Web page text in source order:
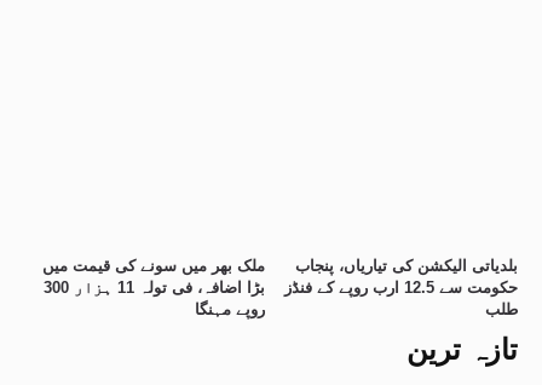
تازہ ترین
ملک بھر میں سونے کی قیمت میں
بڑا اضافہ، فی تولہ 11 ہزار 300
روپے مہنگا
بلدیاتی الیکشن کی تیاریاں، پنجاب
حکومت سے 12.5 ارب روپے کے فنڈز
طلب